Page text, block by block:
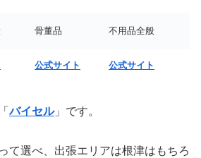
骨董品 不用品全般
公式サイト 公式サイト
バイセル」です。
て選べ、出張エリアは根津はもちろ